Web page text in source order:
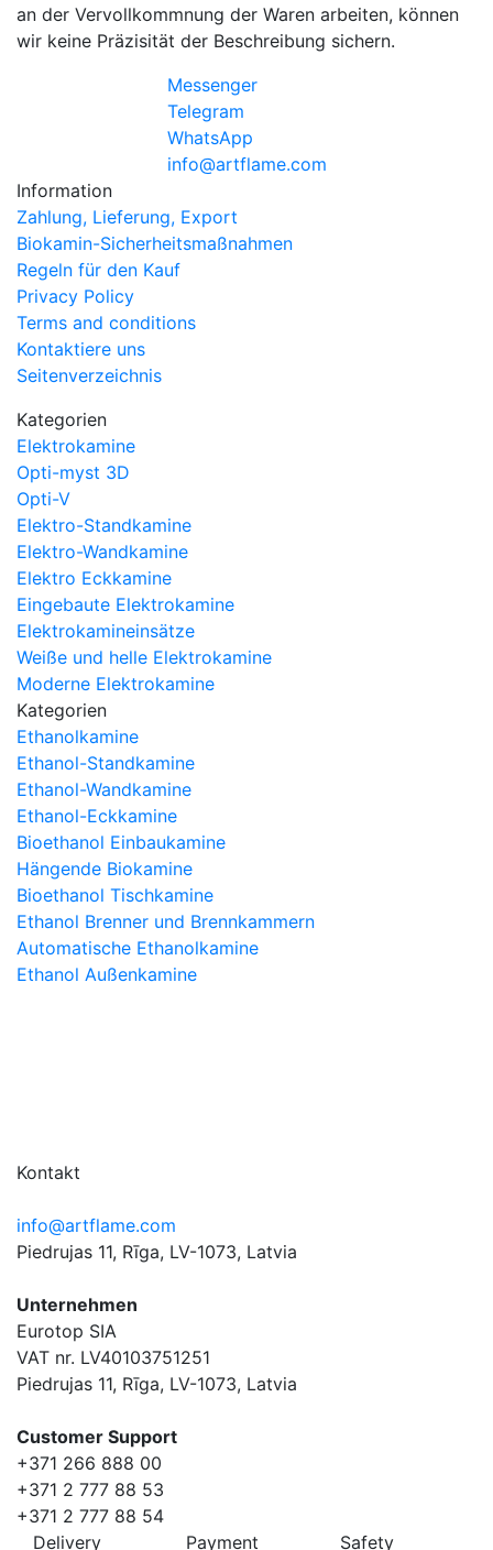
an der Vervollkommnung der Waren arbeiten, können
wir keine Präzisität der Beschreibung sichern.
Messenger
Telegram
WhatsApp
info@artflame.com
Information
Zahlung, Lieferung, Export
Biokamin-Sicherheitsmaßnahmen
Regeln für den Kauf
Privacy Policy
Terms and conditions
Kontaktiere uns
Seitenverzeichnis
Kategorien
Elektrokamine
Opti-myst 3D
Opti-V
Elektro-Standkamine
Elektro-Wandkamine
Elektro Eckkamine
Eingebaute Elektrokamine
Elektrokamineinsätze
Weiße und helle Elektrokamine
Moderne Elektrokamine
Kategorien
Ethanolkamine
Ethanol-Standkamine
Ethanol-Wandkamine
Ethanol-Eckkamine
Bioethanol Einbaukamine
Hängende Biokamine
Bioethanol Tischkamine
Ethanol Brenner und Brennkammern
Automatische Ethanolkamine
Ethanol Außenkamine
Kontakt
info@artflame.com
Piedrujas 11, Rīga, LV-1073, Latvia
Unternehmen
Eurotop SIA
VAT nr. LV40103751251
Piedrujas 11, Rīga, LV-1073, Latvia
Сustomer Support
+371 266 888 00
+371 2 777 88 53
+371 2 777 88 54
Delivery
Payment Safety